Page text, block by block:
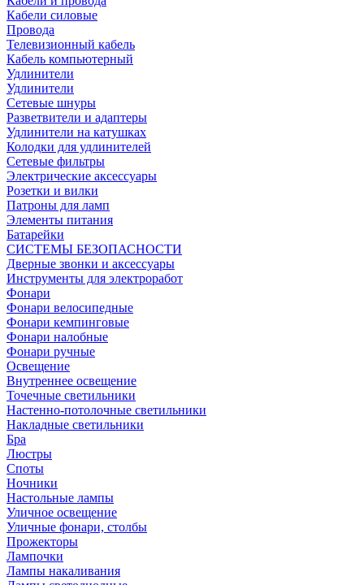
Кабели силовые
Провода
Телевизионный кабель
Кабель компьютерный
Удлинители
Удлинители
Сетевые шнуры
Разветвители и адаптеры
Удлинители на катушках
Колодки для удлинителей
Сетевые фильтры
Электрические аксессуары
Розетки и вилки
Патроны для ламп
Элементы питания
Батарейки
СИСТЕМЫ БЕЗОПАСНОСТИ
Дверные звонки и аксессуары
Инструменты для электроработ
Фонари
Фонари велосипедные
Фонари кемпинговые
Фонари налобные
Фонари ручные
Освещение
Внутреннее освещение
Точечные светильники
Настенно-потолочные светильники
Накладные светильники
Бра
Люстры
Споты
Ночники
Настольные лампы
Уличное освещение
Уличные фонари, столбы
Прожекторы
Лампочки
Лампы накаливания